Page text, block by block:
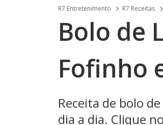
R7 Entretenimento R7 Receitas
Bolo de
Fofinho
Receita de bolo
dia a dia. Clique